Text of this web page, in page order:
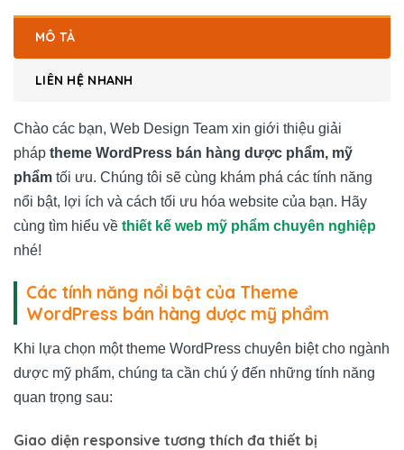
MÔ TẢ
LIÊN HỆ NHANH
Chào các bạn, Web Design Team xin giới thiệu giải
pháp theme WordPress bán hàng dược phẩm, mỹ
phẩm tối ưu. Chúng tôi sẽ cùng khám phá các tính năng
nổi bật, lợi ích và cách tối ưu hóa website của bạn. Hãy
cùng tìm hiểu về thiết kế web mỹ phẩm chuyên nghiệp
nhé!
Các tính năng nổi bật của Theme
WordPress bán hàng dược mỹ phẩm
Khi lựa chọn một theme WordPress chuyên biệt cho ngành
dược mỹ phẩm, chúng ta cần chú ý đến những tính năng
quan trọng sau:
Giao diện responsive tương thích đa thiết bị